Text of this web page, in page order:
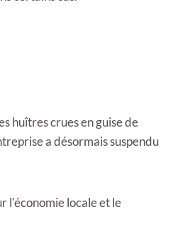
huîtres crues en guise de
a désormais suspendu
l'économie locale et le